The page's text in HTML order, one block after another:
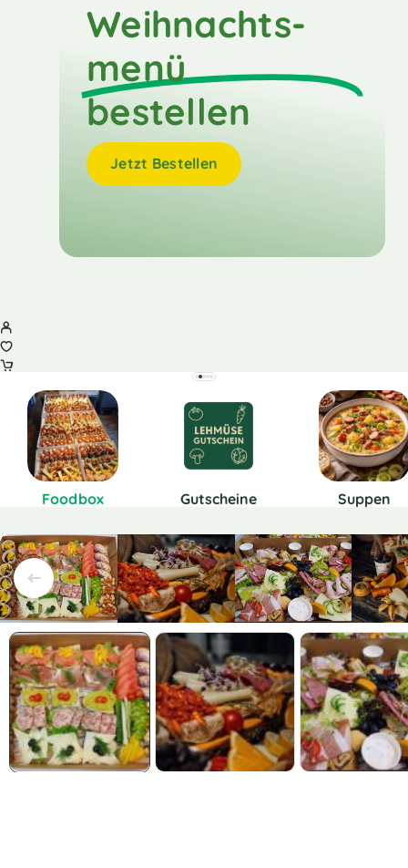
Weihnachts-
menü
bestellen
Jetzt Bestellen
Foodbox Gutscheine Suppen